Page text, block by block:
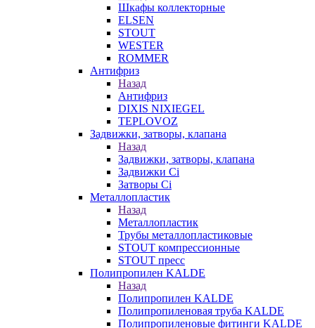
Шкафы коллекторные
ELSEN
STOUT
WESTER
ROMMER
Антифриз
Назад
Антифриз
DIXIS NIXIEGEL
TEPLOVOZ
Задвижки, затворы, клапана
Назад
Задвижки, затворы, клапана
Задвижки Ci
Затворы Ci
Металлопластик
Назад
Металлопластик
Трубы металлопластиковые
STOUT компрессионные
STOUT пресс
Полипропилен KALDE
Назад
Полипропилен KALDE
Полипропиленовая труба KALDE
Полипропиленовые фитинги KALDE